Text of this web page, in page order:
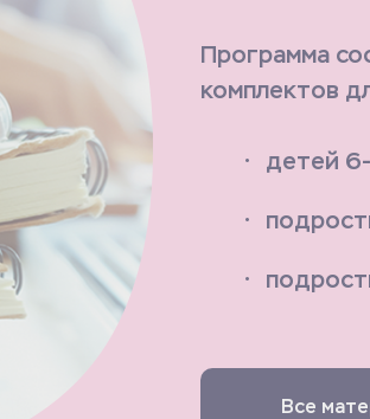
Программа
комплектов
детей
Все